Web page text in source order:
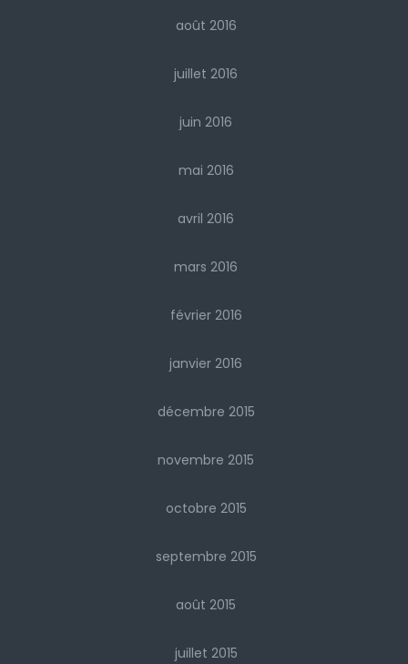
août 2016
juillet 2016
juin 2016
mai 2016
avril 2016
mars 2016
février 2016
janvier 2016
décembre 2015
novembre 2015
octobre 2015
septembre 2015
août 2015
juillet 2015